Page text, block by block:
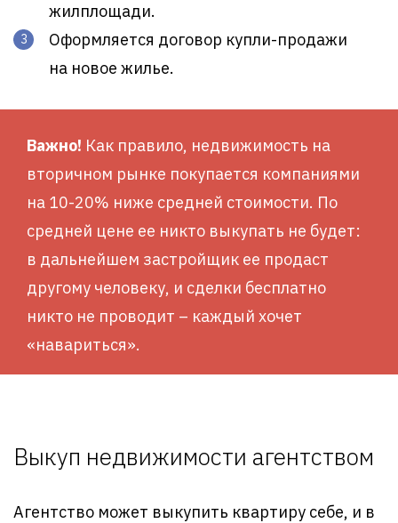
жилплощади.
Оформляется договор купли-продажи
на новое жилье.
Важно! Как правило, недвижимость на
вторичном рынке покупается компаниями
на 10-20% ниже средней стоимости. По
средней цене ее никто выкупать не будет:
в дальнейшем застройщик ее продаст
другому человеку, и сделки бесплатно
никто не проводит – каждый хочет
«навариться».
Выкуп недвижимости агентством
Агентство может выкупить квартиру себе, и в